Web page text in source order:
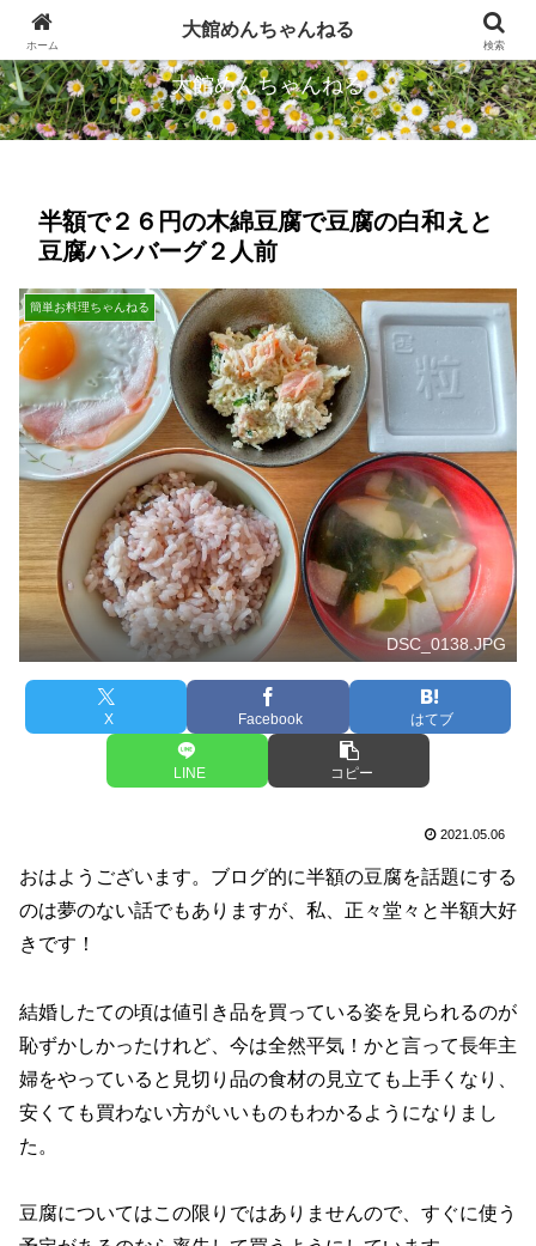
忠犬ハチ公のふるさとから発信します
大館めんちゃんねる
半額で２６円の木綿豆腐で豆腐の白和えと
豆腐ハンバーグ２人前
簡単お料理ちゃんねる
DSC_0138.JPG
X Facebook はてブ
LINE コピー
2021.05.06
おはようございます。ブログ的に半額の豆腐を話題にする
のは夢のない話でもありますが、私、正々堂々と半額大好
きです！
結婚したての頃は値引き品を買っている姿を見られるのが
恥ずかしかったけれど、今は全然平気！かと言って長年主
婦をやっていると見切り品の食材の見立ても上手くなり、
安くても買わない方がいいものもわかるようになりまし
た。
豆腐についてはこの限りではありませんので、すぐに使う
ホーム
大館めんちゃんねる
検索